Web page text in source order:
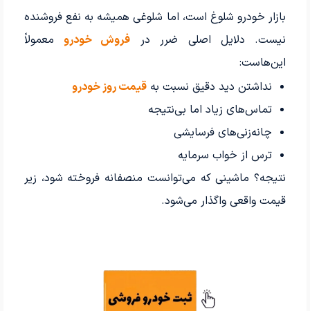
بازار خودرو شلوغ است، اما شلوغی همیشه به نفع فروشنده
نیست. دلایل اصلی ضرر در فروش خودرومعمولاً
این‌هاست:
نداشتن دید دقیق نسبت به قیمت روز خودرو
تماس‌های زیاد اما بی‌نتیجه
چانه‌زنی‌های فرسایشی
ترس از خواب سرمایه
نتیجه؟ ماشینی که می‌توانست منصفانه فروخته شود، زیر
قیمت واقعی واگذار می‌شود.